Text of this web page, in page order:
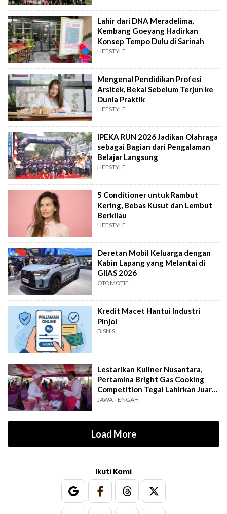
Lahir dari DNA Meradelima,
Kembang Goeyang Hadirkan
Konsep Tempo Dulu di Sarinah
LIFESTYLE
Mengenal Pendidikan Profesi
Arsitek, Bekal Sebelum Terjun ke
Dunia Praktik
LIFESTYLE
IPEKA RUN 2026 Jadikan Olahraga
sebagai Bagian dari Pengalaman
Belajar Langsung
LIFESTYLE
5 Conditioner untuk Rambut
Kering, Bebas Kusut dan Lembut
Berkilau
LIFESTYLE
Deretan Mobil Keluarga dengan
Kabin Lapang yang Melantai di
GIIAS 2026
OTOMOTIF
Kredit Macet Hantui Industri
Pinjol
BISNIS
Lestarikan Kuliner Nusantara,
Pertamina Bright Gas Cooking
Competition Tegal Lahirkan Juara
Baru
JAWA TENGAH
Load More
Ikuti Kami